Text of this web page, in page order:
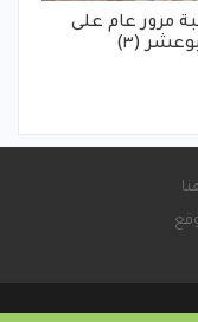
مرور عام على
(٣)